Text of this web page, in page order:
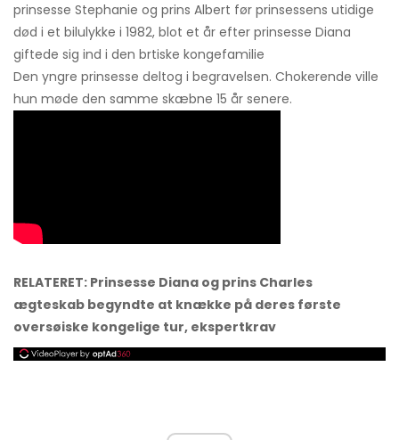
prinsesse Stephanie og prins Albert før prinsessens utidige
død i et bilulykke i 1982, blot et år efter prinsesse Diana
giftede sig ind i den brtiske kongefamilie
Den yngre prinsesse deltog i begravelsen. Chokerende ville
hun møde den samme skæbne 15 år senere.
RELATERET: Prinsesse Diana og prins Charles
ægteskab begyndte at knække på deres første
oversøiske kongelige tur, ekspertkrav